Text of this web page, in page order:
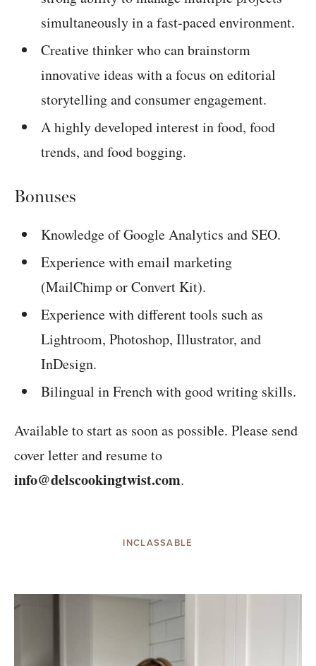
simultaneously in a fast-paced environment.
Creative thinker who can brainstorm
innovative ideas with a focus on editorial
storytelling and consumer engagement.
A highly developed interest in food, food
trends, and food bogging.
Bonuses
Knowledge of Google Analytics and SEO.
Experience with email marketing
(MailChimp or Convert Kit).
Experience with different tools such as
Lightroom, Photoshop, Illustrator, and
InDesign.
Bilingual in French with good writing skills.
Available to start as soon as possible. Please send
cover letter and resume to
info@delscookingtwist.com.
INCLASSABLE